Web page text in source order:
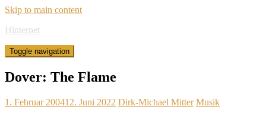
Skip to main content
Hinternet
Toggle navigation
Dover: The Flame
1. Februar 200412. Juni 2022 Dirk-Michael Mitter Musik